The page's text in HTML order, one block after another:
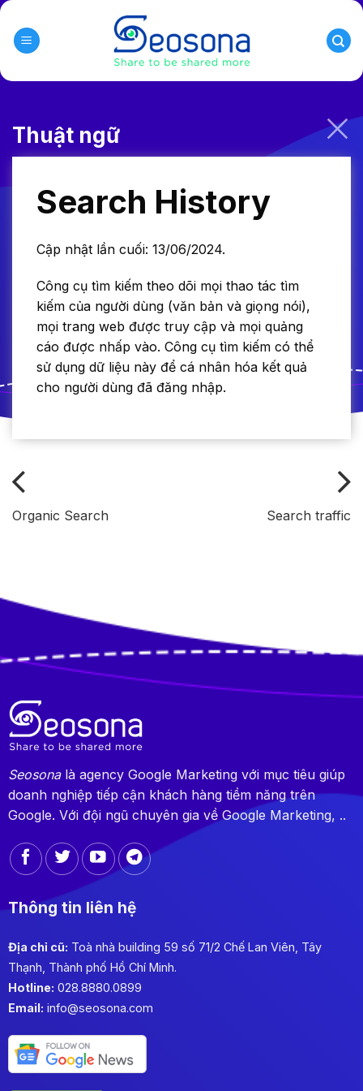
Skip
content
Thuật ngữ
Search History
Cập nhật lần cuối: 13/06/2024.
Công cụ tìm kiếm theo dõi mọi thao tác tìm
kiếm của người dùng (văn bản và giọng nói),
mọi trang web được truy cập và mọi quảng
cáo được nhấp vào. Công cụ tìm kiếm có thể
sử dụng dữ liệu này để cá nhân hóa kết quả
cho người dùng đã đăng nhập.
Organic Search Search traffic
Seosonalà agency Google Marketing với mục tiêu giúp
doanh nghiệp tiếp cận khách hàng tiềm năng trên
Google. Với đội ngũ chuyên gia về Google Marketing, ..
Thông tin liên hệ
Địa chỉ cũ: Toà nhà building 59 số 71/2 Chế Lan Viên, Tây
Thạnh, Thành phố Hồ Chí Minh.
Hotline: 028.8880.0899
Email: info@seosona.com